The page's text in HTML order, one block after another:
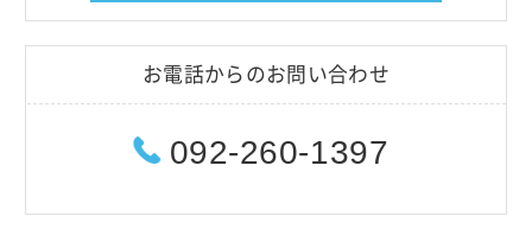
お電話からのお問い合わせ
092-260-1397